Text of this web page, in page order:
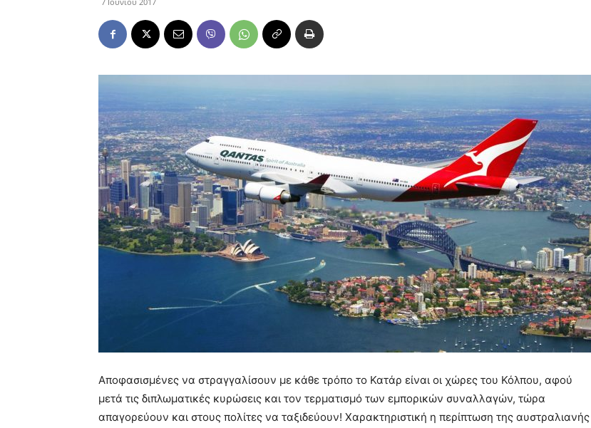
Αποφασισμένες να στραγγαλίσουν με κάθε τρόπο το Κατάρ είναι οι χώρες του Κόλπου, αφού
μετά τις διπλωματικές κυρώσεις και τον τερματισμό των εμπορικών συναλλαγών, τώρα
απαγορεύουν και στους πολίτες να ταξιδεύουν! Χαρακτηριστική η περίπτωση της αυστραλιανής